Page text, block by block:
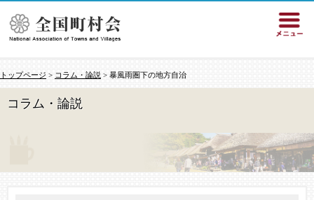
トップページ > コラム・論説 > 暴風雨圏下の地方自治
コラム・論説